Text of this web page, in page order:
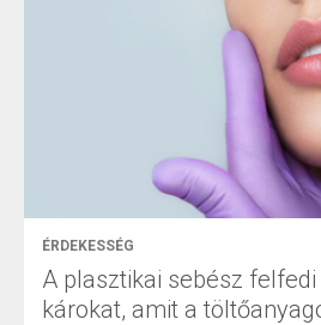
ÉRDEKESSÉG
A plasztikai sebész
károkat, amit a